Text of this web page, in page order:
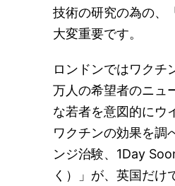
技術の研究の為の、
大変重要です。
ロンドンではワクチ
万人の希望者のニュ
な若者を意図的にウ
ワクチンの効果を調
ンジ治験、1Day
く）」が、英国だけ